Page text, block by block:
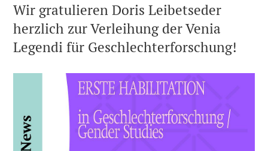
Wir gratulieren Doris Leibetseder
herzlich zur Verleihung der Venia
Legendi für Geschlechterforschung!